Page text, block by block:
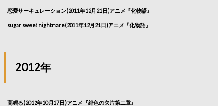
恋愛サーキュレーション(2011年12月21日)アニメ『化物語』
sugar sweet nightmare(2011年12月21日)アニメ『化物語』
2012年
高鳴る(2012年10月17日)アニメ『緋色の欠片第二章』